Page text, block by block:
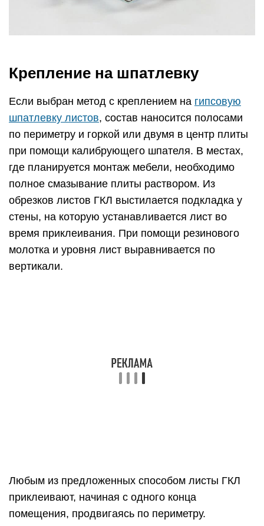
Крепление на шпатлевку
Если выбран метод с креплением на гипсовую
шпатлевку листов, состав наносится полосами
по периметру и горкой или двумя в центр плиты
при помощи калибрующего шпателя. В местах,
где планируется монтаж мебели, необходимо
полное смазывание плиты раствором. Из
обрезков листов ГКЛ выстилается подкладка у
стены, на которую устанавливается лист во
время приклеивания. При помощи резинового
молотка и уровня лист выравнивается по
вертикали.
Любым из предложенных способом листы ГКЛ
приклеивают, начиная с одного конца
помещения, продвигаясь по периметру.